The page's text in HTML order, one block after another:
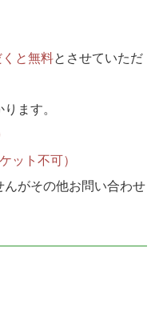
と無料とさせていただ
ます。
ット不可）
がその他お問い合わせ